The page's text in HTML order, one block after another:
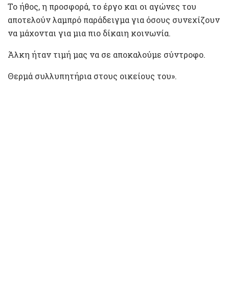
Το ήθος, η προσφορά, το έργο και οι αγώνες του
αποτελούν λαμπρό παράδειγμα για όσους συνεχίζουν
να μάχονται για μια πιο δίκαιη κοινωνία.
Άλκη ήταν τιμή μας να σε αποκαλούμε σύντροφο.
Θερμά συλλυπητήρια στους οικείους του».